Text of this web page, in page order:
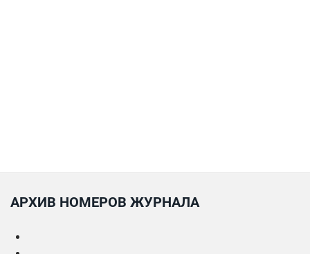
АРХИВ НОМЕРОВ ЖУРНАЛА